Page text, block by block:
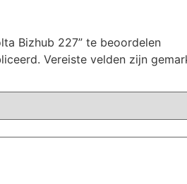
Bizhub 227” te beoordelen
Vereiste velden zijn